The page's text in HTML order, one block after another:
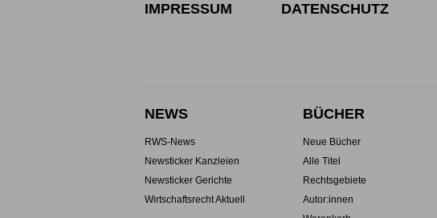
IMPRESSUM DATENSCHUTZ
NEWS
RWS-News
Newsticker Kanzleien
Newsticker Gerichte
Wirtschaftsrecht Aktuell
BÜCHER
Neue Bücher
Alle Titel
Rechtsgebiete
Autor:innen